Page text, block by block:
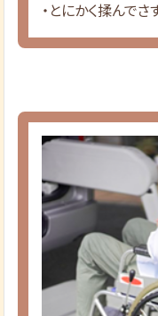
・とにかく揉んでさ